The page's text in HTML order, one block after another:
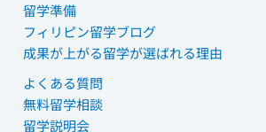
留学準備
フィリピン留学ブログ
成果が上がる留学が選ばれる理由
よくある質問
無料留学相談
留学説明会